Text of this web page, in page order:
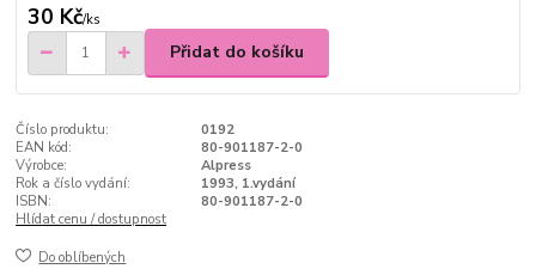
30 Kč/ks
Přidat do košíku
Číslo produktu:
0192
EAN kód:
80-901187-2-0
Výrobce:
Alpress
Rok a číslo vydání:
1993, 1.vydání
ISBN:
80-901187-2-0
Hlídat cenu / dostupnost
Do oblíbených